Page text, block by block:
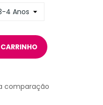
comparação